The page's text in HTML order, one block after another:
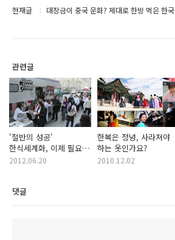
현재글 대장금이 중국 문화? 제대로 한방 먹은 한국
관련글
'절반의 성공'
한식세계화, 이제 필요한
것은?
2012.06.20
한복은 정녕, 사라져야
하는 옷인가요?
2010.12.02
댓글